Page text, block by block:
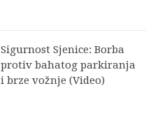
Sigurnost Sjenice: Borba
protiv bahatog parkiranja
i brze vožnje (Video)